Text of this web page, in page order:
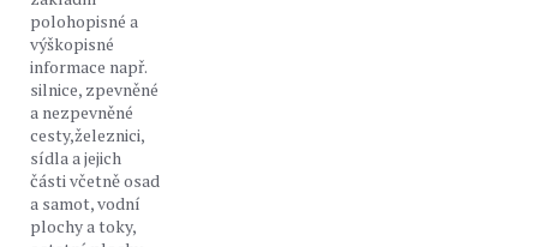
polohopisné a
výškopisné
informace např.
silnice, zpevněné
a nezpevněné
cesty,železnici,
sídla a jejich
části včetně osad
a samot, vodní
plochy a toky,